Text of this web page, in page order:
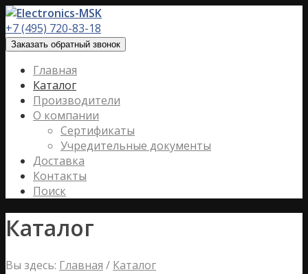
+7 (495) 720-83-18
Заказать обратный звонок
Главная
Каталог
Производители
О компании
Сертификаты
Учредительные документы
Доставка
Контакты
Поиск
Каталог
Вы здесь: Главная / Каталог